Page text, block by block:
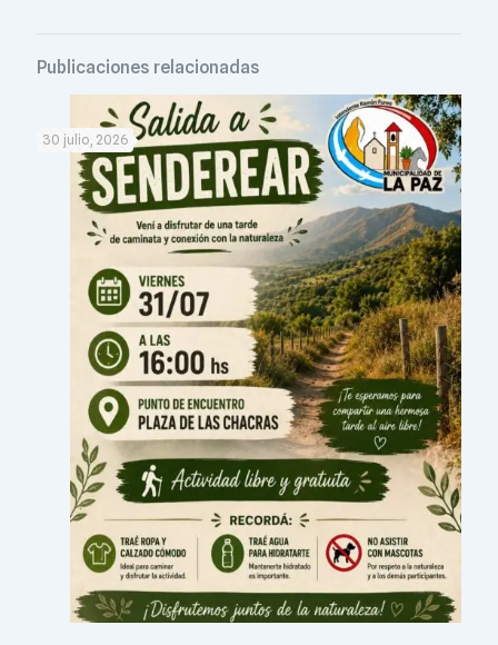
Publicaciones relacionadas
30 julio, 2026